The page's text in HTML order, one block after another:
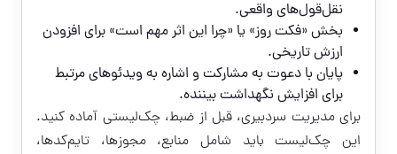
نقل‌قول‌های واقعی.
بخش «فکت روز» یا «چرا این اثر مهم است» برای افزودن
ارزش تاریخی.
پایان با دعوت به مشارکت و اشاره به ویدئوهای مرتبط
برای افزایش نگهداشت بیننده.
برای مدیریت سردبیری، قبل از ضبط، چک‌لیستی آماده کنید.
این چک‌لیست باید شامل منابع، مجوزها، تایم‌کدها،